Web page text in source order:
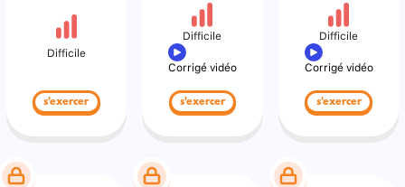
Difficile
s'exercer
Difficile
Corrigé vidéo
s'exercer
Difficile
Corrigé vidéo
s'exercer